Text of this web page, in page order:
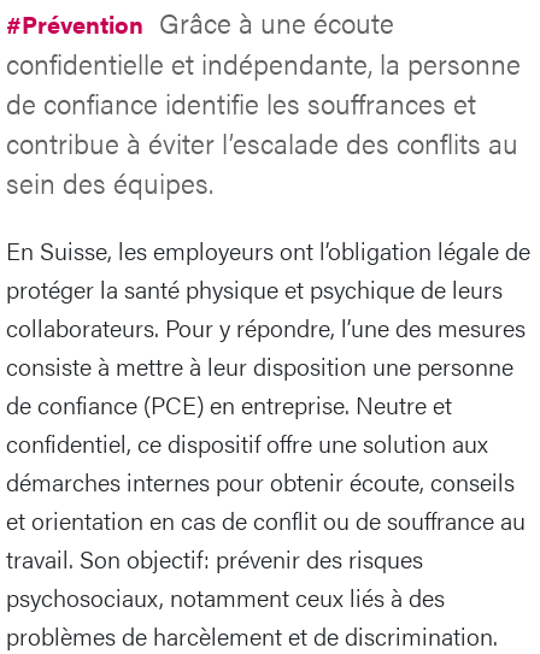
#Prévention Grâce à une écoute
confidentielle et indépendante, la personne
de confiance identifie les souffrances et
contribue à éviter l’escalade des conflits au
sein des équipes.
En Suisse, les employeurs ont l’obligation légale de
protéger la santé physique et psychique de leurs
collaborateurs. Pour y répondre, l’une des mesures
consiste à mettre à leur disposition une personne
de confiance (PCE) en entreprise. Neutre et
confidentiel, ce dispositif offre une solution aux
démarches internes pour obtenir écoute, conseils
et orientation en cas de conflit ou de souffrance au
travail. Son objectif: prévenir des risques
psychosociaux, notamment ceux liés à des
problèmes de harcèlement et de discrimination.